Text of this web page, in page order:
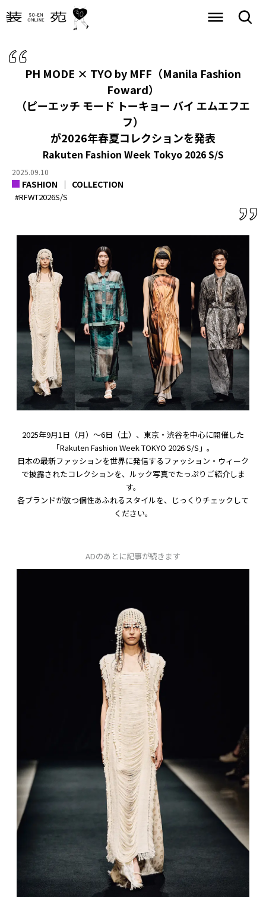
PH MODE × TYO by MFF（Manila Fashion
Foward）
（ピーエッチ モード トーキョー バイ エムエフエ
フ）
が2026年春夏コレクションを発表
Rakuten Fashion Week Tokyo 2026 S/S
2025.09.10
FASHION COLLECTION
#RFWT2026S/S
2025年9月1日（月）〜6日（土）、東京・渋谷を中心に開催した
「Rakuten Fashion Week TOKYO 2026 S/S」。
日本の最新ファッションを世界に発信するファッション・ウィーク
で披露されたコレクションを、ルック写真でたっぷりご紹介しま
す。
各ブランドが放つ個性あふれるスタイルを、じっくりチェックして
ください。
ADのあとに記事が続きます